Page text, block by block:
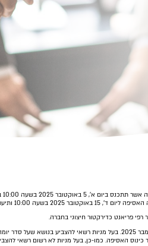
ותיערך באותו המקום.
המועד הקובע את זכאות בעלי המניות להשתתף ולהצביע באסיפה: יום ד', 10 בספטמבר 2025. בעל
כתב הצבעה לחברה: עד ארבע (4) שעות לפני מועד כינוס האסיפה. כמו-כן, בעל